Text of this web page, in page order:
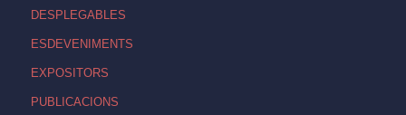
DESPLEGABLES
ESDEVENIMENTS
EXPOSITORS
PUBLICACIONS